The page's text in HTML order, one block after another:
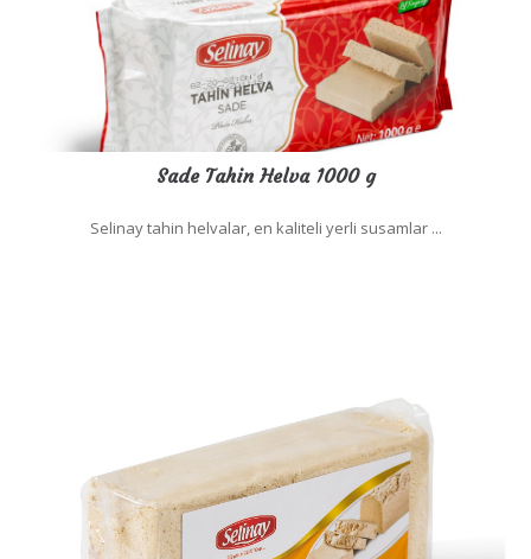
Sade Tahin Helva 1000 g
Selinay tahin helvalar, en kaliteli yerli susamlar ...